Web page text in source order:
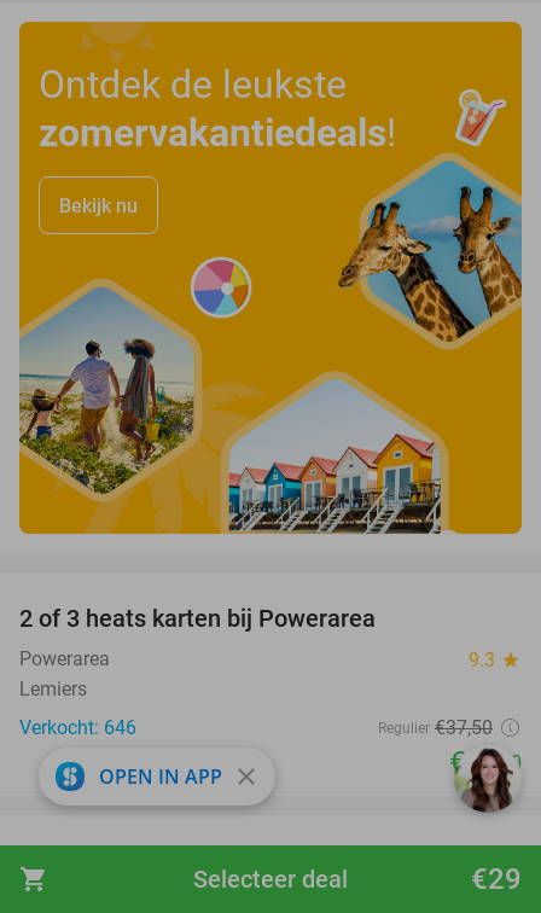
shopping_cart €29
Selecteer deal
Ontdek de leukste
zomervakantiedeals!
Bekijk nu
2 of 3 heats karten bij Powerarea
Powerarea 9.3 star
Lemiers
Verkocht: 646
Regulier €37,50
€25,50
25%
favorite_border
Entree bij Subtropisch Zwemparadijs Mosaqua
+ softijsje
OPEN IN APP close